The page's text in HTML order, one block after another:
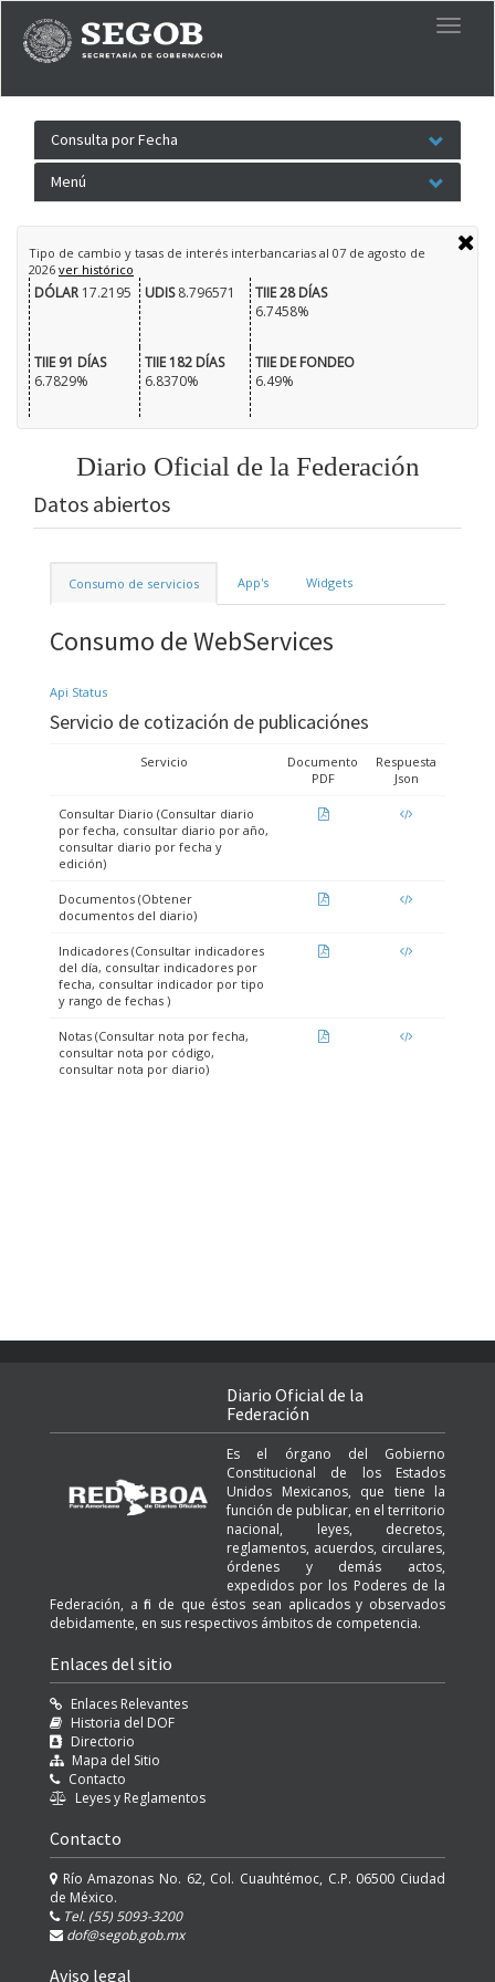
Consulta por Fecha
Menú
Tipo de cambio y tasas de interés interbancarias al 07 de agosto de
2026 ver histórico
DÓLAR17.2195 UDIS8.796571
TIIE 28 DÍAS
6.7458%
TIIE 91 DÍAS
6.7829%
TIIE 182 DÍAS
6.8370%
TIIE DE FONDEO
6.49%
Diario Oficial de la Federación
Datos abiertos
Consumo de servicios App's Widgets
Consumo de WebServices
Api Status
Servicio de cotización de publicaciónes
Servicio
Documento
PDF
Respuesta
Json
Consultar Diario (Consultar diario
por fecha, consultar diario por año,
consultar diario por fecha y
edición)
Documentos (Obtener
documentos del diario)
Indicadores (Consultar indicadores
del día, consultar indicadores por
fecha, consultar indicador por tipo
y rango de fechas )
Notas (Consultar nota por fecha,
consultar nota por código,
consultar nota por diario)
Diario Oficial de la
Federación
Es el órgano del Gobierno
Constitucional de los Estados
Unidos Mexicanos, que tiene la
función de publicar, en el territorio
nacional, leyes, decretos,
reglamentos, acuerdos, circulares,
órdenes y demás actos,
expedidos por los Poderes de la
Federación, a fin de que éstos sean aplicados y observados
debidamente, en sus respectivos ámbitos de competencia.
Enlaces del sitio
Enlaces Relevantes
Historia del DOF
Directorio
Mapa del Sitio
Contacto
Leyes y Reglamentos
Contacto
Río Amazonas No. 62, Col. Cuauhtémoc, C.P. 06500 Ciudad
de México.
Tel. (55) 5093-3200
dof@segob.gob.mx
Aviso legal